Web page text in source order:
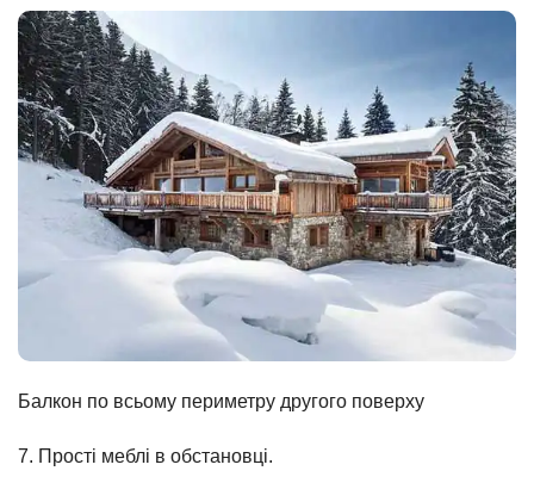
Балкон по всьому периметру другого поверху
7. Прості меблі в обстановці.